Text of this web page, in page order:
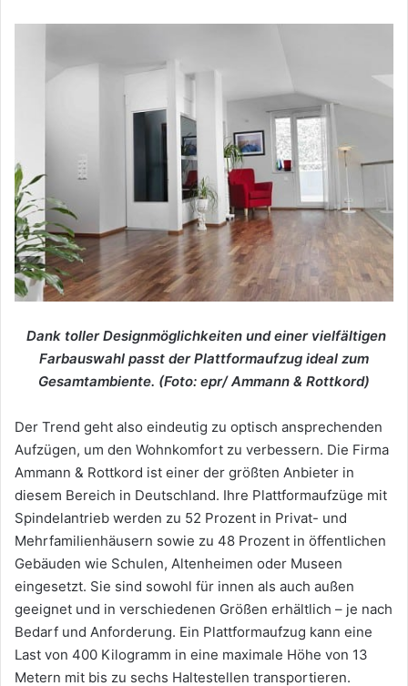
Dank toller Designmöglichkeiten und einer vielfältigen
Farbauswahl passt der Plattformaufzug ideal zum
Gesamtambiente. (Foto: epr/ Ammann & Rottkord)
Der Trend geht also eindeutig zu optisch ansprechenden
Aufzügen, um den Wohnkomfort zu verbessern. Die Firma
Ammann & Rottkord ist einer der größten Anbieter in
diesem Bereich in Deutschland. Ihre Plattformaufzüge mit
Spindelantrieb werden zu 52 Prozent in Privat- und
Mehrfamilienhäusern sowie zu 48 Prozent in öffentlichen
Gebäuden wie Schulen, Altenheimen oder Museen
eingesetzt. Sie sind sowohl für innen als auch außen
geeignet und in verschiedenen Größen erhältlich – je nach
Bedarf und Anforderung. Ein Plattformaufzug kann eine
Last von 400 Kilogramm in eine maximale Höhe von 13
Metern mit bis zu sechs Haltestellen transportieren.